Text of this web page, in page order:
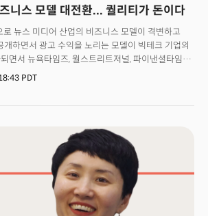
니스 모델 대전환... 퀄리티가 돈이다
뉴스 미디어 산업의 비즈니스 모델이 격변하고
개하면서 광고 수익을 노리는 모델이 빅테크 기업의
면서 뉴욕타임즈, 월스트리트저널, 파이낸셜타임즈
장벽(페이월)을 두고 콘텐츠 유료화에 나섰다.
디어 기업에게 '충분한' 비용은 아니지만 지속 가능한
면서 이용자들은 언론 출판 개별 사이트에 접근하지
수 있게 됐기 때문. 이에 따라 페이월도 무력화될
언론 출판 산업은 구글, 메타(페이스북), 애플,
에게 두번 당하지 않겠다는 각오로 적극적인 콘텐츠
AI 학습 도구로 '몰래' 활용되는 것을 방치하지
크가 크기 때문에 '정식 계약'을 통해 AI 학습을
PDT